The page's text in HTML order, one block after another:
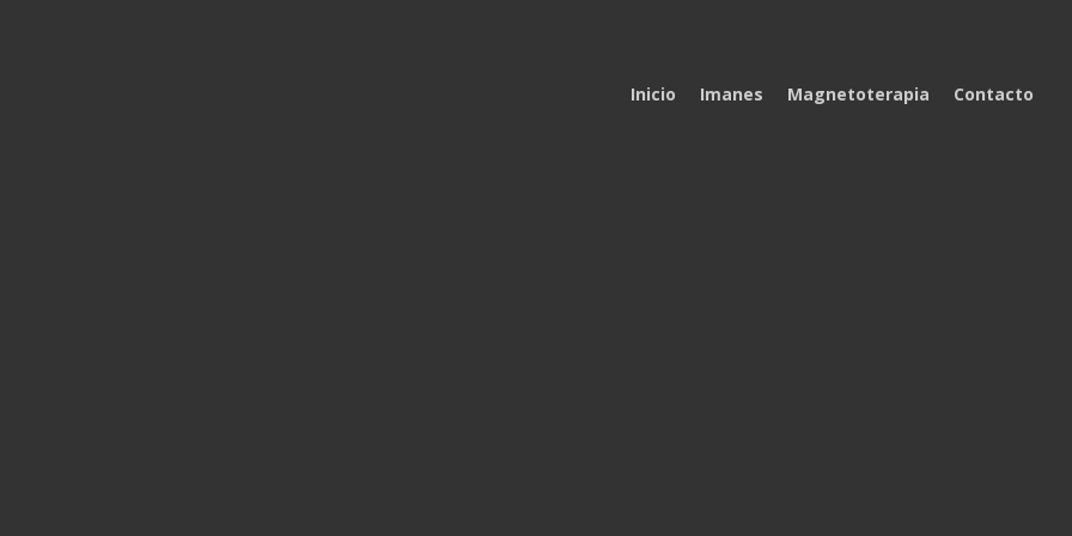
Inicio Imanes Magnetoterapia Contacto